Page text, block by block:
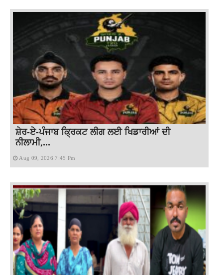
ਸ਼ੇਰ-ਏ-ਪੰਜਾਬ ਕ੍ਰਿਕਟ ਲੀਗ ਲਈ ਖਿਡਾਰੀਆਂ ਦੀ
ਨੀਲਾਮੀ,...
Aug 09, 2026 7:45 Pm